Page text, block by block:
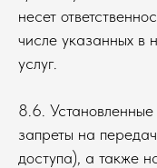
несет
числе указанных в
услуг.
8.6.
запреты на
доступа), а также